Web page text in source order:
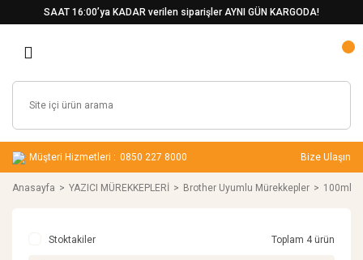
SAAT 16:00’ya KADAR verilen siparişler AYNI GÜN KARGODA!
Müşteri Hizmetleri : 0850 227 8000 Bize Ulaşın
Anasayfa YAZICI MÜREKKEPLERİ Brother Uyumlu Mürekkepler 100ml
Stoktakiler Toplam 4 ürün